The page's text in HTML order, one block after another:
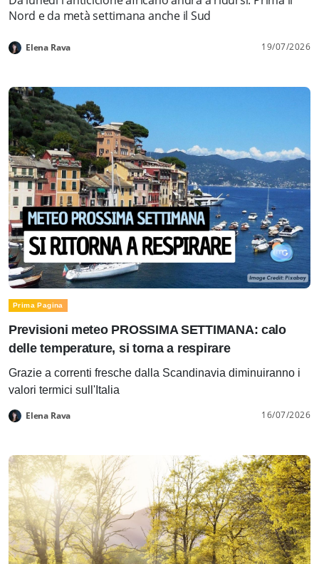
Nord e da metà settimana anche il Sud
Elena Rava 19/07/2026
Prima Pagina
Previsioni meteo PROSSIMA SETTIMANA: calo
delle temperature, si torna a respirare
Grazie a correnti fresche dalla Scandinavia diminuiranno i
valori termici sull'Italia
Elena Rava 16/07/2026